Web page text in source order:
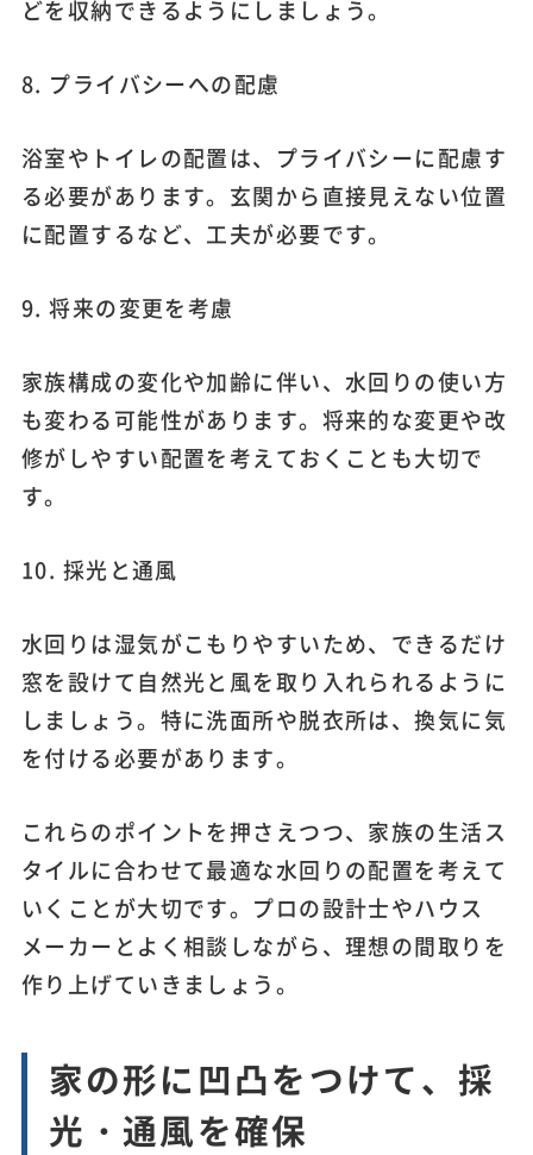
どを収納できるようにしましょう。
8. プライバシーへの配慮
浴室やトイレの配置は、プライバシーに配慮す
る必要があります。玄関から直接見えない位置
に配置するなど、工夫が必要です。
9. 将来の変更を考慮
家族構成の変化や加齢に伴い、水回りの使い方
も変わる可能性があります。将来的な変更や改
修がしやすい配置を考えておくことも大切で
す。
10. 採光と通風
水回りは湿気がこもりやすいため、できるだけ
窓を設けて自然光と風を取り入れられるように
しましょう。特に洗面所や脱衣所は、換気に気
を付ける必要があります。
これらのポイントを押さえつつ、家族の生活ス
タイルに合わせて最適な水回りの配置を考えて
いくことが大切です。プロの設計士やハウス
メーカーとよく相談しながら、理想の間取りを
作り上げていきましょう。
家の形に凹凸をつけて、採
光・通風を確保